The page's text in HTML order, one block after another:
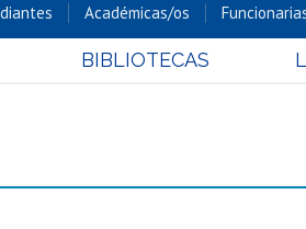
Cs. Forestales y Conservación
Cs. Sociales
Académicas/os
BIBLIOTECAS